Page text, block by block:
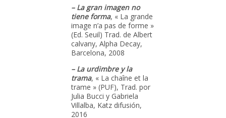
– La gran imagen no
tiene forma, « La grande
image n’a pas de forme »
(Ed. Seuil) Trad. de Albert
calvany, Alpha Decay,
Barcelona, 2008
– La urdimbre y la
trama, « La chaîne et la
trame » (PUF), Trad. por
Julia Bucci y Gabriela
Villalba, Katz difusión,
2016